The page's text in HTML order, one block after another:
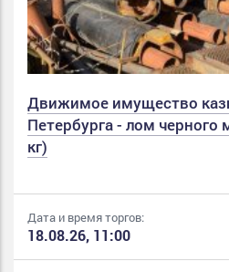
Движимое имущество
Петербурга - лом черного
кг)
Дата и время торгов:
18.08.26, 11:00